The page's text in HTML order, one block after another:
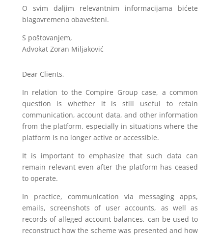
O svim daljim relevantnim informacijama bićete
blagovremeno obavešteni.
S poštovanjem,
Advokat Zoran Miljaković
Dear Clients,
In relation to the Compire Group case, a common
question is whether it is still useful to retain
communication, account data, and other information
from the platform, especially in situations where the
platform is no longer active or accessible.
It is important to emphasize that such data can
remain relevant even after the platform has ceased
to operate.
In practice, communication via messaging apps,
emails, screenshots of user accounts, as well as
records of alleged account balances, can be used to
reconstruct how the scheme was presented and how